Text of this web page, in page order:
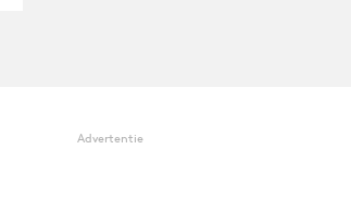
Advertentie